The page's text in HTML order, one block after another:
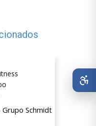
Grupo Schmidt